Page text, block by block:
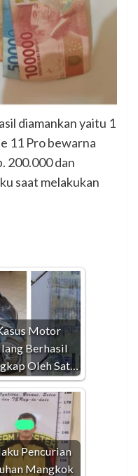
diamankan yaitu 1
11 Pro bewarna
200.000 dan
saat melakukan
Motor
Berhasil
Oleh Sat…
Pencurian
Mangkok